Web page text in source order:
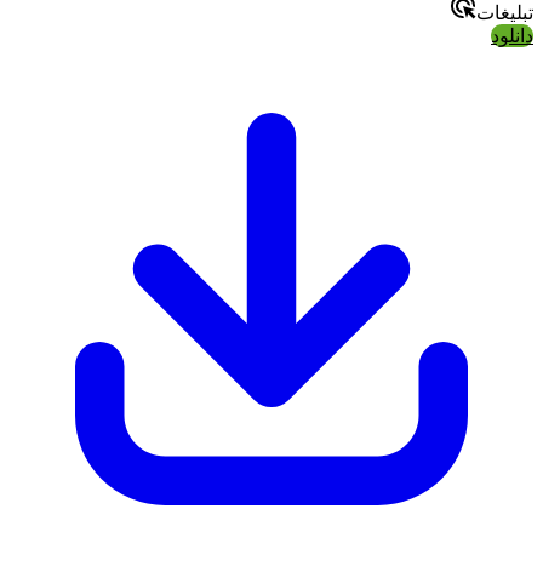
تبلیغات
دانلود